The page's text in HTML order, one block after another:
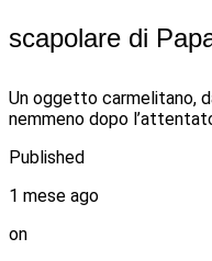
scapolare di
Un oggetto carmelitano,
nemmeno dopo
Published
1 mese ago
on